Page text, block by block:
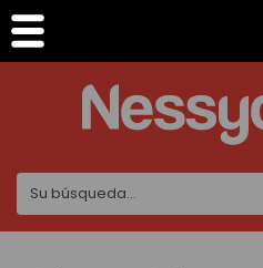
Panel de gestión de cookies